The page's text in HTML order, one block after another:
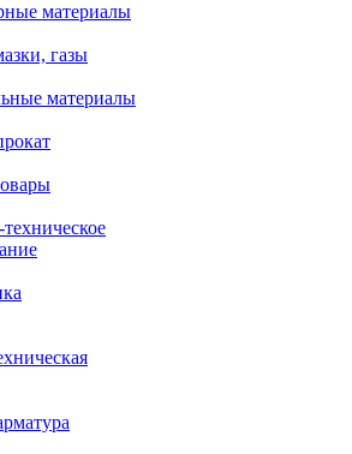
материалы
газы
материалы